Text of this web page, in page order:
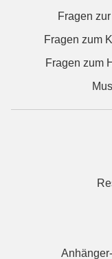
Fragen
Fragen zum
Fragen zum